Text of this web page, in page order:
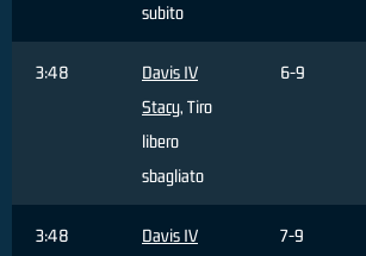
subito
3:48
Davis IV
Stacy, Tiro
libero
sbagliato
6-9
3:48
Davis IV
7-9